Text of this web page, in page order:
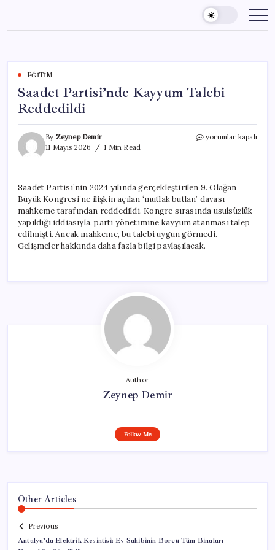
content
EĞITIM
Saadet Partisi’nde Kayyum Talebi
Reddedildi
By Zeynep Demir
11 Mayıs 2026
1 Min Read
Saadet
için
yorumlar kapalı
Saadet Partisi’nin 2024 yılında gerçekleştirilen 9. Olağan
Büyük Kongresi’ne ilişkin açılan ‘mutlak butlan’ davası
mahkeme tarafından reddedildi. Kongre sırasında usulsüzlük
yapıldığı iddiasıyla, parti yönetimine kayyum atanması talep
edilmişti. Ancak mahkeme, bu talebi uygun görmedi.
Gelişmeler hakkında daha fazla bilgi paylaşılacak.
Author
Zeynep Demir
Follow Me
Other Articles
Previous
Antalya’da Elektrik Kesintisi: Ev Sahibinin Borcu Tüm Binaları